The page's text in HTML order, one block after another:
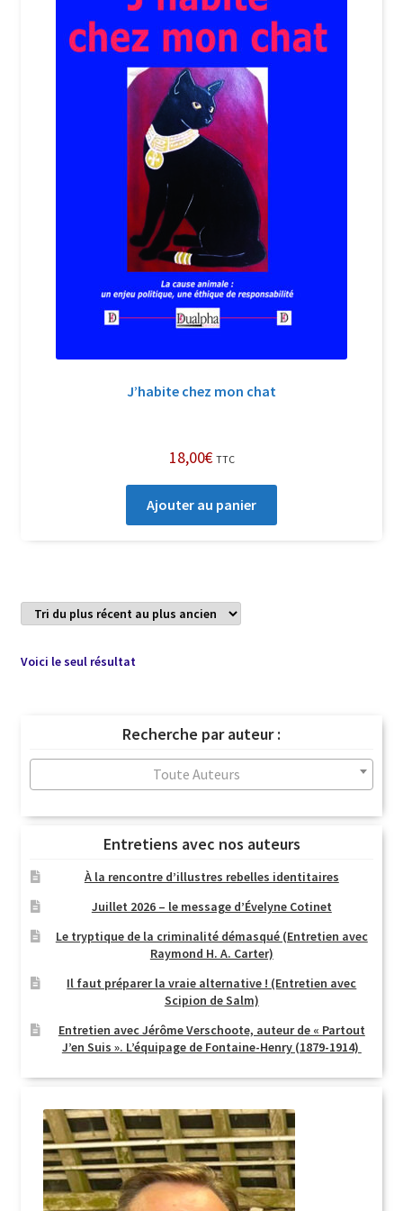
Login Customizer
Newsletter
Politique de confidentialité et cookies
Qui sommes-nous ?
Soutien à Philippe Randa
Suivi de la Commande
J’habite chez mon chat
18,00€ TTC
Ajouter au panier
Voici le seul résultat
Recherche par auteur :
Toute Auteurs
Entretiens avec nos auteurs
À la rencontre d’illustres rebelles identitaires
Juillet 2026 – le message d’Évelyne Cotinet
Le tryptique de la criminalité démasqué (Entretien avec
Raymond H. A. Carter)
Il faut préparer la vraie alternative ! (Entretien avec
Scipion de Salm)
Entretien avec Jérôme Verschoote, auteur de « Partout
J’en Suis ». L’équipage de Fontaine-Henry (1879-1914)